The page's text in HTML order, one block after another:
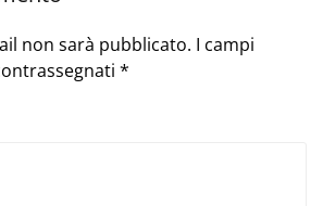
non sarà pubblicato. I campi
*